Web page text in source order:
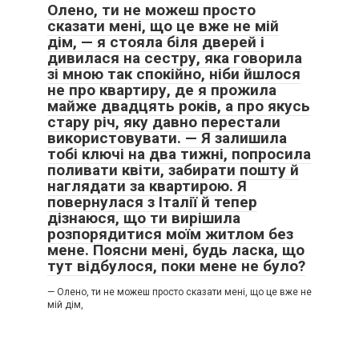
Олено, ти не можеш просто
сказати мені, що це вже не мій
дім, — я стояла біля дверей і
дивилася на сестру, яка говорила
зі мною так спокійно, ніби йшлося
не про квартиру, де я прожила
майже двадцять років, а про якусь
стару річ, яку давно перестали
використовувати. — Я залишила
тобі ключі на два тижні, попросила
поливати квіти, забирати пошту й
наглядати за квартирою. Я
повернулася з Італії й тепер
дізнаюся, що ти вирішила
розпорядитися моїм житлом без
мене. Поясни мені, будь ласка, що
тут відбулося, поки мене не було?
— Олено, ти не можеш просто сказати мені, що це вже не
мій дім,